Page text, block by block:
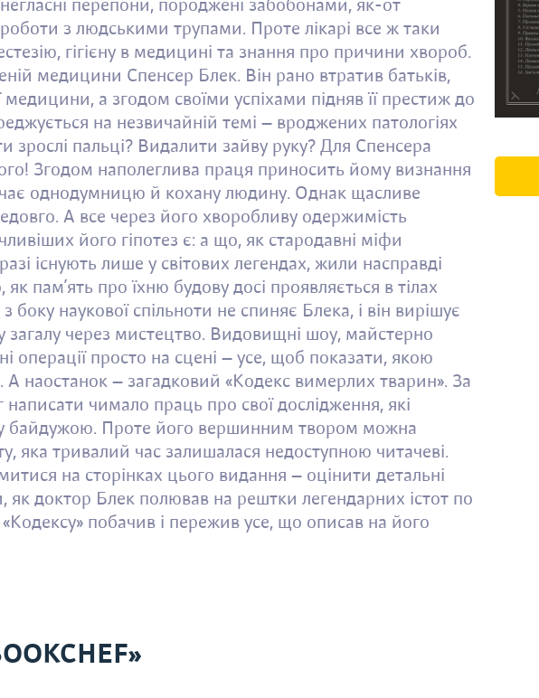
перепони, породжені забобонами, як-от
з людськими трупами. Проте лікарі все ж таки
гігієну в медицині та знання про причини хвороб.
медицини Спенсер Блек. Він рано втратив батьків,
медицини, а згодом своїми успіхами підняв її престиж до
на незвичайній темі — вроджених патологіях
зрослі пальці? Видалити зайву руку? Для Спенсера
Згодом наполеглива праця приносить йому визнання
однодумницю й кохану людину. Однак щасливе
А все через його хворобливу одержимість
його гіпотез є: а що, як стародавні міфи
існують лише у світових легендах, жили насправді
пам’ять про їхню будову досі проявляється в тілах
наукової спільноти не спиняє Блека, і він вирішує
загалу через мистецтво. Видовищні шоу, майстерно
операції просто на сцені — усе, щоб показати, якою
А наостанок — загадковий «Кодекс вимерлих тварин». За
чимало праць про свої дослідження, які
байдужою. Проте його вершинним твором можна
яка тривалий час залишалася недоступною читачеві.
на сторінках цього видання — оцінити детальні
як доктор Блек полював на рештки легендарних істот по
«Кодексу» побачив і пережив усе, що описав на його